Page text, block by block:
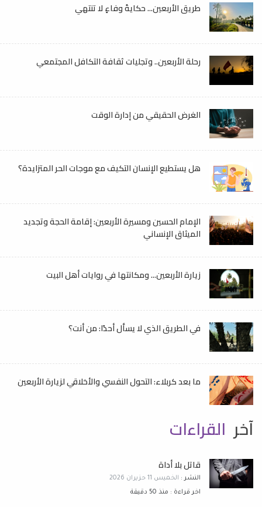
طريق الأربعين... حكايةُ وفاءٍ لا تنتهي
رحلة الأربعين.. وتجليات ثقافة التكافل المجتمعي
الغرض الحقيقي من إدارة الوقت
هل يستطيع الإنسان التكيف مع موجات الحر المتزايدة؟
الإمام الحسين ومسيرة الأربعين: إقامة الحجة وتجديد
الميثاق الإنساني
زيارة الأربعين... ومكانتها في روايات أهل البيت
في الطريق الذي لا يسأل أحدًا: من أنت؟
ما بعد كربلاء: التحول النفسي والأخلاقي لزيارة الأربعين
آخر القراءات
قاتل بلا أداة
النشر : الخميس 11 حزيران 2026
اخر قراءة : منذ 50 دقيقة